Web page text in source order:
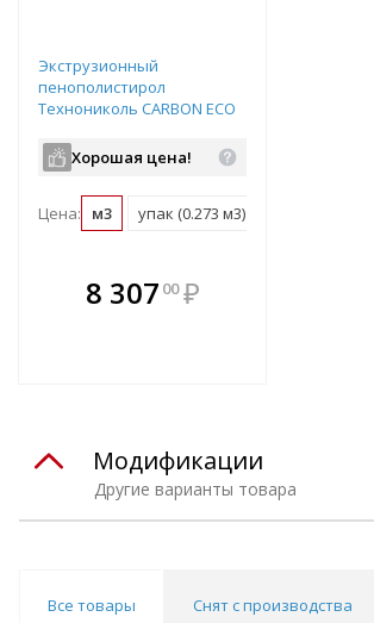
Экструзионный
пенополистирол
Технониколь CARBON ECO
1180х580х100 мм 418314
Хорошая цена!
Цена: м3 упак (0.273 м3)
8 307 00 ₽
Другие варианты товара
Модификации
Все товары Снят с производства